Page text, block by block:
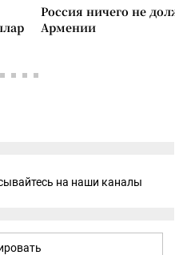
Россия ничего не
Армении
на наши каналы